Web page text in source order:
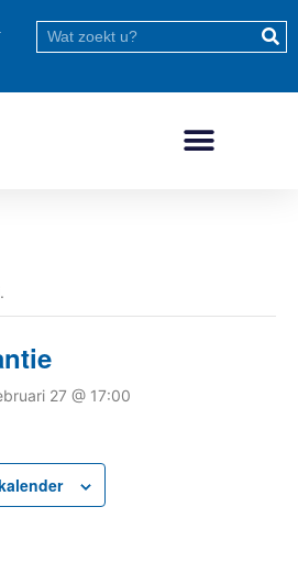
27 @ 17:00